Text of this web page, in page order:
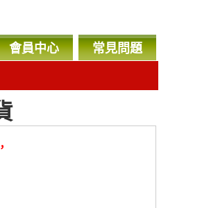
會員中心 常見問題